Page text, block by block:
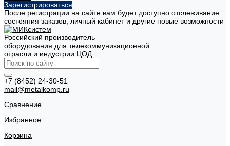
Зарегистрироваться
После регистрации на сайте вам будет доступно отслеживание
состояния заказов, личный кабинет и другие новые возможности
Российский производитель
оборудования для телекоммуникационной
отрасли и индустрии ЦОД
+7 (8452) 24-30-51
mail@metalkomp.ru
Сравнение
Избранное
Корзина